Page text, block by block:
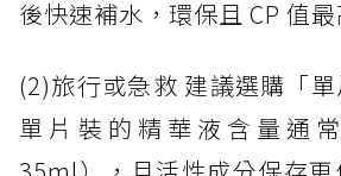
後快速補水，環保且 CP 值最
(2)旅行或急救 建議選購「單
單片裝的精華液含量通